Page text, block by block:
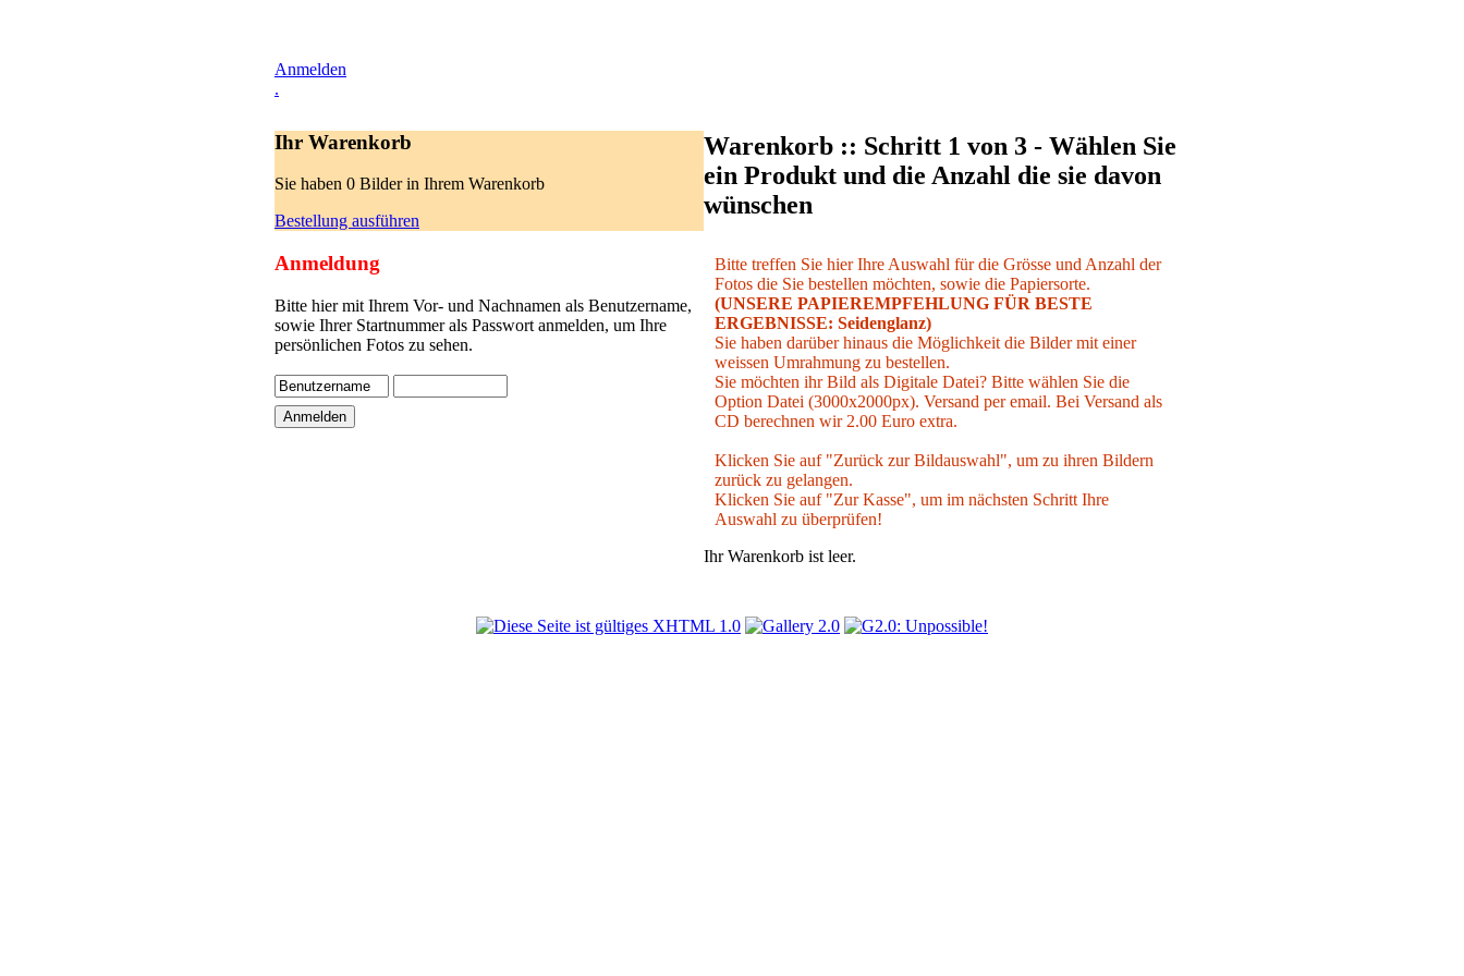
Anmelden
.
Ihr Warenkorb
Sie haben 0 Bilder in Ihrem Warenkorb
Bestellung ausführen
Anmeldung
Bitte hier mit Ihrem Vor- und Nachnamen als Benutzername,
sowie Ihrer Startnummer als Passwort anmelden, um Ihre
persönlichen Fotos zu sehen.
Warenkorb :: Schritt 1 von 3 - Wählen Sie
ein Produkt und die Anzahl die sie davon
wünschen
Bitte treffen Sie hier Ihre Auswahl für die Grösse und Anzahl der
Fotos die Sie bestellen möchten, sowie die Papiersorte.
(UNSERE PAPIEREMPFEHLUNG FÜR BESTE
ERGEBNISSE: Seidenglanz)
Sie haben darüber hinaus die Möglichkeit die Bilder mit einer
weissen Umrahmung zu bestellen.
Sie möchten ihr Bild als Digitale Datei? Bitte wählen Sie die
Option Datei (3000x2000px). Versand per email. Bei Versand als
CD berechnen wir 2.00 Euro extra.
Klicken Sie auf "Zurück zur Bildauswahl", um zu ihren Bildern
zurück zu gelangen.
Klicken Sie auf "Zur Kasse", um im nächsten Schritt Ihre
Auswahl zu überprüfen!
Ihr Warenkorb ist leer.